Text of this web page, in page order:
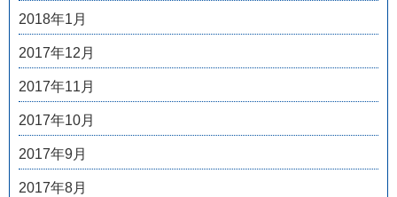
2018年1月
2017年12月
2017年11月
2017年10月
2017年9月
2017年8月